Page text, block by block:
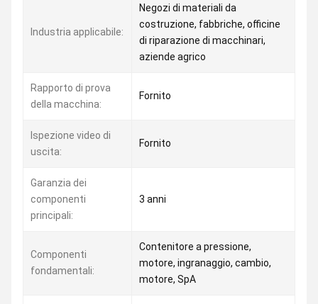
Industria applicabile:
Negozi di materiali da
costruzione, fabbriche, officine
di riparazione di macchinari,
aziende agrico
Rapporto di prova
della macchina:
Fornito
Ispezione video di
uscita:
Fornito
Garanzia dei
componenti
principali:
3 anni
Componenti
fondamentali:
Contenitore a pressione,
motore, ingranaggio, cambio,
motore, SpA